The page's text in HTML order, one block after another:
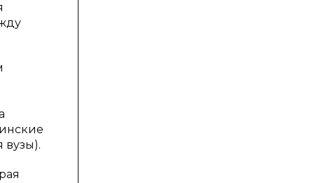
вузы).